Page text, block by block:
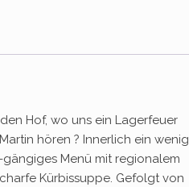
Hof, wo uns ein Lagerfeuer
hören ? Innerlich ein wenig
Menü mit regionalem
Kürbissuppe. Gefolgt von